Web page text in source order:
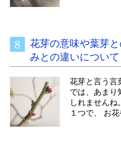
花芽の意味や葉芽
みとの違いについ
花芽と言う言
では、あまり
しれませんね
１つで、 お